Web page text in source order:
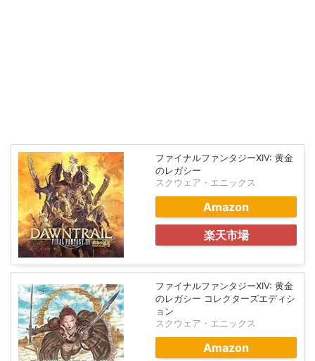
ファイナルファンタジーXIV: 黄金
のレガシー
スクウェア・エニックス
Amazon
楽天市場
ファイナルファンタジーXIV: 黄金
のレガシー コレクターズエディシ
ョン
スクウェア・エニックス
Amazon